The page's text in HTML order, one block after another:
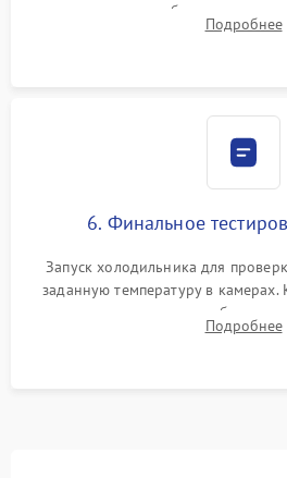
дозированным объемом
электронным весам. КонтрольПодробнее
6. Финальное
Запуск холодильника для
заданную температуру в
компрессора, отсутствия
срабатывания системыПодробнее